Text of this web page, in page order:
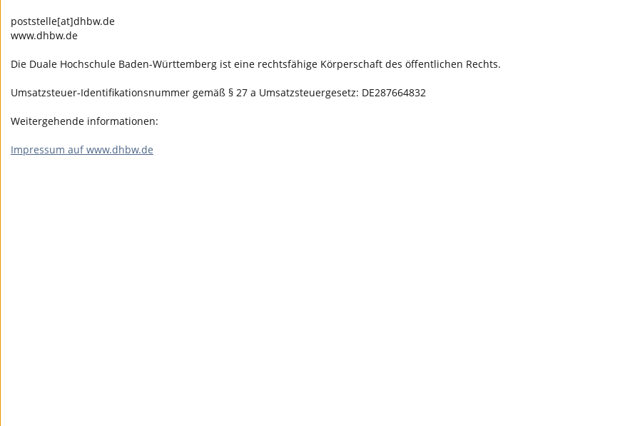
poststelle[at]dhbw.de
www.dhbw.de
Die Duale Hochschule Baden-Württemberg ist eine rechtsfähige Körperschaft des öffentlichen Rechts.
Umsatzsteuer-Identifikationsnummer gemäß § 27 a Umsatzsteuergesetz: DE287664832
Weitergehende informationen:
Impressum auf www.dhbw.de